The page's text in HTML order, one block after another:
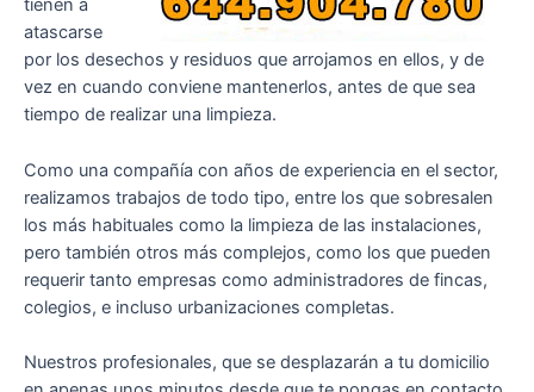
tienen a
atascarse
por los desechos y residuos que arrojamos en ellos, y de
vez en cuando conviene mantenerlos, antes de que sea
tiempo de realizar una limpieza.
Como una compañía con años de experiencia en el sector,
realizamos trabajos de todo tipo, entre los que sobresalen
los más habituales como la limpieza de las instalaciones,
pero también otros más complejos, como los que pueden
requerir tanto empresas como administradores de fincas,
colegios, e incluso urbanizaciones completas.
Nuestros profesionales, que se desplazarán a tu domicilio